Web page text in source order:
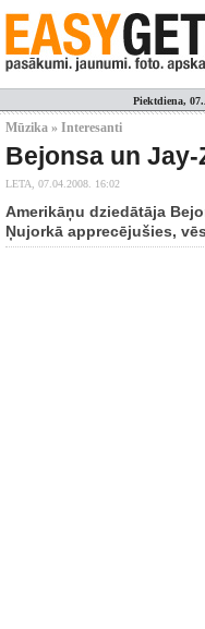
Piektdiena,
Mūzika » Interesanti
Bejonsa un
LETA, 07.04.2008. 16:02
Amerikāņu dziedātāja
Ņujorkā apprecējušies,